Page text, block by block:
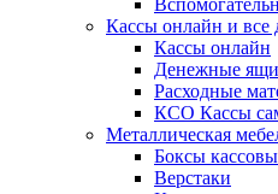
Кассы онлайн и все
Кассы онлайн
Денежные
Расходные
КСО Кассы
Металлическая
Боксы
Верстаки